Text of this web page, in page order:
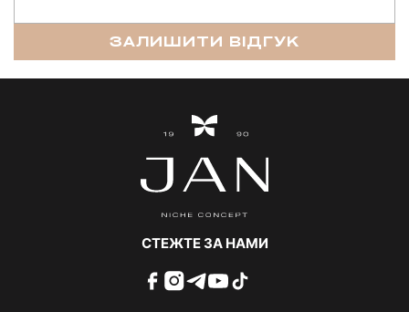
ЗАЛИШИТИ ВІДГУК
СТЕЖТЕ ЗА НАМИ